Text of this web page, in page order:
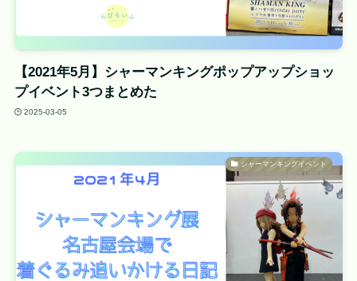
【2021年5月】シャーマンキングポップアップショッ
プイベント3つまとめた
2025-03-05
シャーマンキングイベント